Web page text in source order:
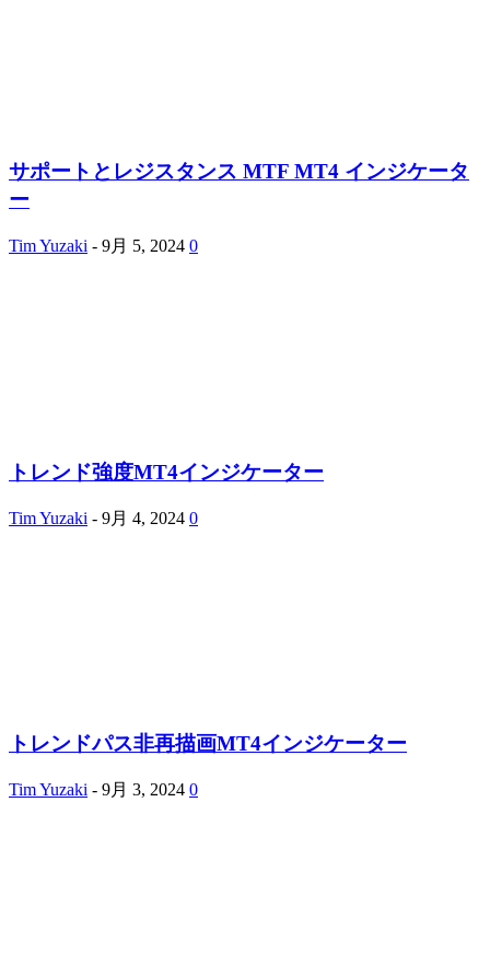
サポートとレジスタンス MTF MT4 インジケータ
ー
Tim Yuzaki - 9月 5, 2024 0
トレンド強度MT4インジケーター
Tim Yuzaki - 9月 4, 2024 0
トレンドパス非再描画MT4インジケーター
Tim Yuzaki - 9月 3, 2024 0